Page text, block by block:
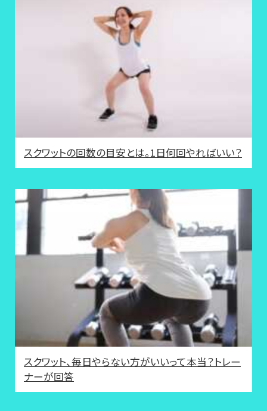
スクワットの回数の目安とは。1日何回やればいい？
スクワット、毎日やらない方がいいって本当？トレー
ナーが回答